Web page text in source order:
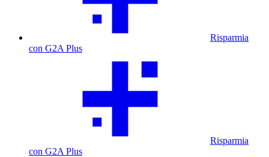
Risparmia
con G2A Plus
Risparmia
con G2A Plus